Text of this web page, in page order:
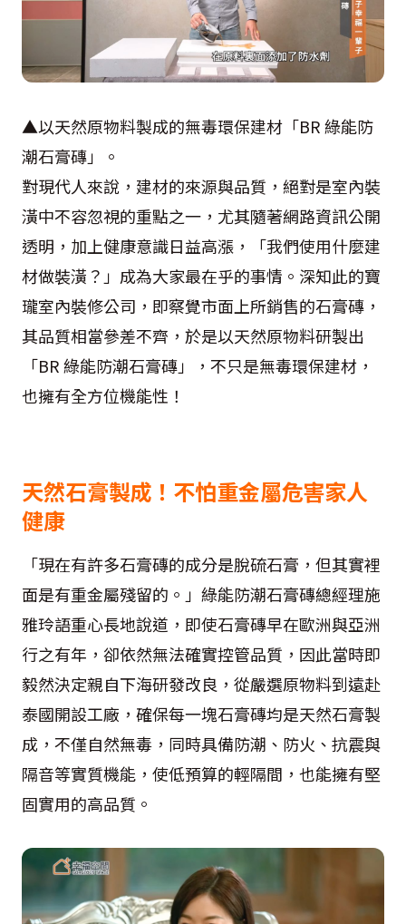
▲以天然原物料製成的無毒環保建材「BR 綠能防
潮石膏磚」。
對現代人來說，建材的來源與品質，絕對是室內裝
潢中不容忽視的重點之一，尤其隨著網路資訊公開
透明，加上健康意識日益高漲，「我們使用什麼建
材做裝潢？」成為大家最在乎的事情。深知此的寶
瓏室內裝修公司，即察覺市面上所銷售的石膏磚，
其品質相當參差不齊，於是以天然原物料研製出
「BR 綠能防潮石膏磚」，不只是無毒環保建材，
也擁有全方位機能性！
天然石膏製成！不怕重金屬危害家人
健康
「現在有許多石膏磚的成分是脫硫石膏，但其實裡
面是有重金屬殘留的。」綠能防潮石膏磚總經理施
雅玲語重心長地說道，即使石膏磚早在歐洲與亞洲
行之有年，卻依然無法確實控管品質，因此當時即
毅然決定親自下海研發改良，從嚴選原物料到遠赴
泰國開設工廠，確保每一塊石膏磚均是天然石膏製
成，不僅自然無毒，同時具備防潮、防火、抗震與
隔音等實質機能，使低預算的輕隔間，也能擁有堅
固實用的高品質。